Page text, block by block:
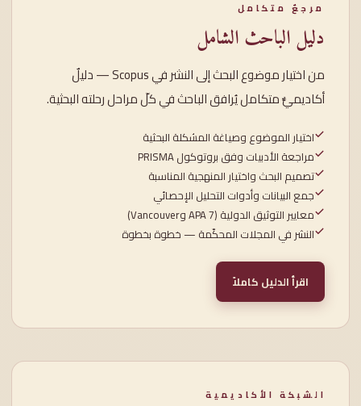
مرجعٌ متكامل
دليل الباحث الشامل
من اختيار موضوع البحث إلى النشر في Scopus — دليلٌ
أكاديميٌّ متكامل يُرافق الباحث في كلّ مراحل رحلته البحثية.
اختيار الموضوع وصياغة المشكلة البحثية
مراجعة الأدبيات وفق بروتوكول PRISMA
تصميم البحث واختيار المنهجية المناسبة
جمع البيانات وأدوات التحليل الإحصائي
معايير التوثيق الدولية (APA 7 وVancouver)
النشر في المجلات المحكّمة — خطوة بخطوة
اقرأ الدليل كاملاً
الشبكة الأكاديمية